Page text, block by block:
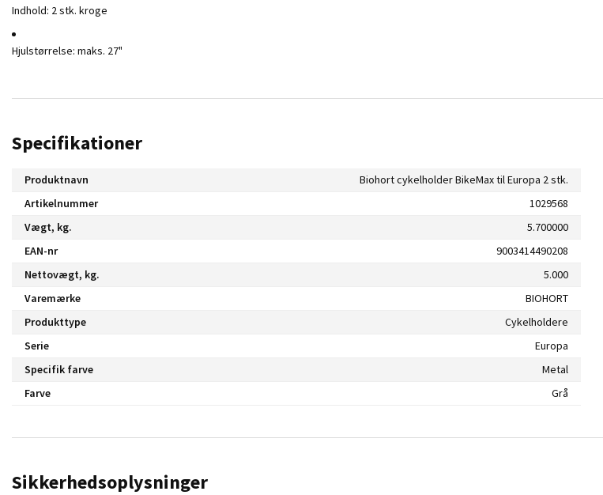
Indhold: 2 stk. kroge
Hjulstørrelse: maks. 27"
Specifikationer
Produktnavn
Biohort cykelholder BikeMax til Europa 2 stk.
Artikelnummer
1029568
Vægt, kg.
5.700000
EAN-nr
9003414490208
Nettovægt, kg.
5.000
Varemærke
BIOHORT
Produkttype
Cykelholdere
Serie
Europa
Specifik farve
Metal
Farve
Grå
Sikkerhedsoplysninger